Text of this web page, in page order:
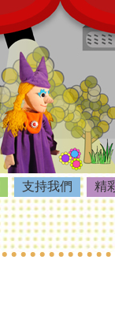
支持我們 精